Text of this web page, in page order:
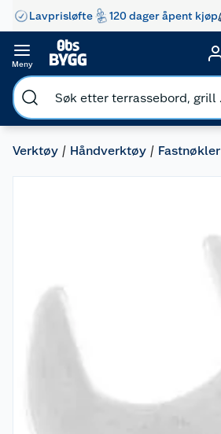
Lavprisløfte 120 dager åpent kjøp
Meny
Verktøy Håndverktøy Fastnøkler